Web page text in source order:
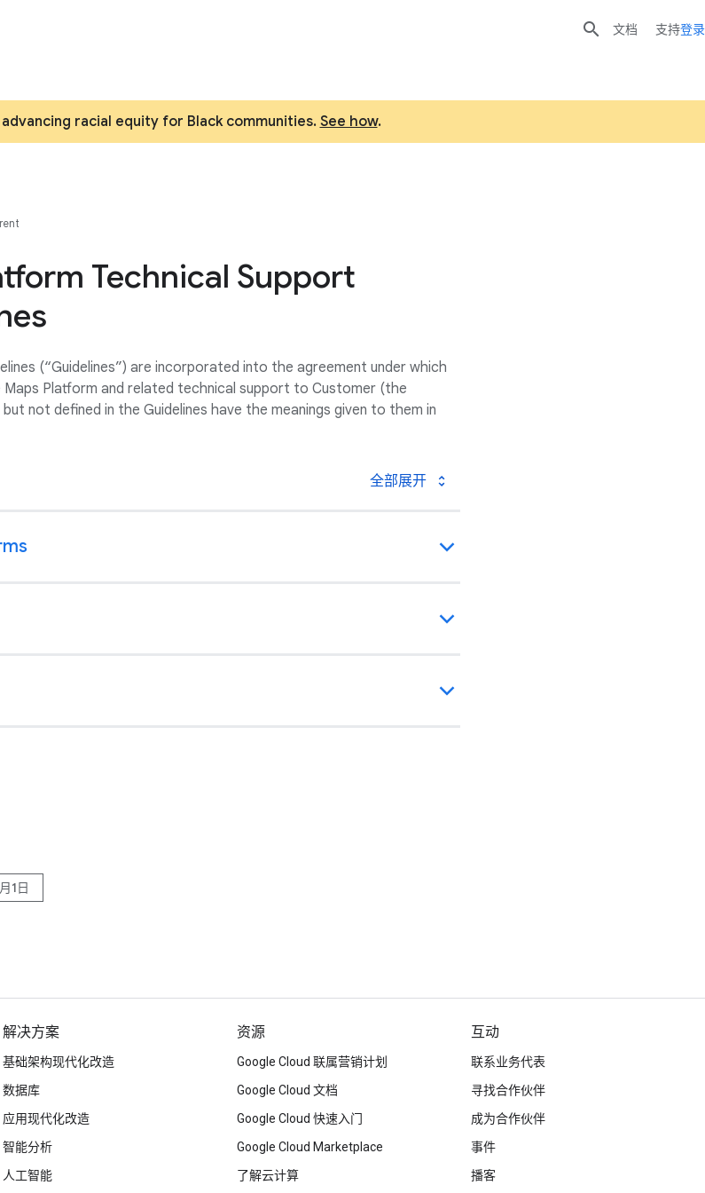
racial equity for Black communities.See how.
Technical Support
(“Guidelines”) are incorporated into the agreement under which
Platform and related technical support to Customer (the
not defined in the Guidelines have the meanings given to them in
全部展开
1日
 文档 支持登录
解决方案
基础架构现代化改造
数据库
应用现代化改造
智能分析
人工智能
资源
Google Cloud 联属营销计划
Google Cloud 文档
Google Cloud 快速入门
Google Cloud Marketplace
了解云计算
互动
联系业务代表
寻找合作伙伴
成为合作伙伴
事件
播客